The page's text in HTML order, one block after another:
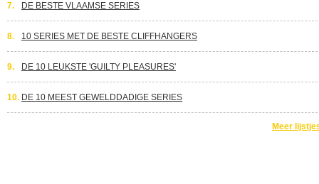
7. DE BESTE VLAAMSE SERIES
8. 10 SERIES MET DE BESTE CLIFFHANGERS
9. DE 10 LEUKSTE 'GUILTY PLEASURES'
10. DE 10 MEEST GEWELDDADIGE SERIES
Meer